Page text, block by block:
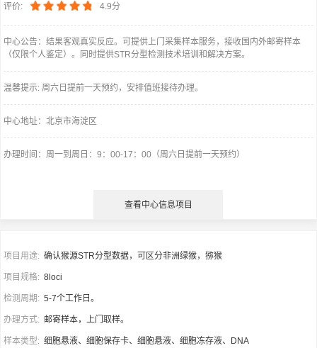
评价: 4.9分
中心公告：结果客观真实反应。可提供上门采集样本服务，接收国内外邮寄样本
（仅限个人鉴定）。同时提供STR分型检测技术培训和解决方案。
温馨提示: 周六日提前一天预约，安排值班接待办理。
中心地址：北京市海淀区
办理时间：周一到周日：9：00-17：00（周六日提前一天预约）
查看中心信息项目
项目用途:确认猴源STR分型数据，可区分非洲绿猴，猕猴
项目规格:8loci
检测周期:5-7个工作日。
办理方式: 邮寄样本，上门取样。
样本类型:细胞悬液、细胞保存卡、细胞悬液、细胞冻存液、DNA